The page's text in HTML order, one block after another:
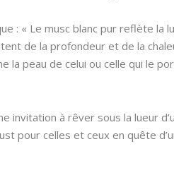
: « Le musc blanc pur reflète la
de la profondeur et de la
la peau de celui ou celle qui le
invitation à rêver sous la lueur
pour celles et ceux en quête